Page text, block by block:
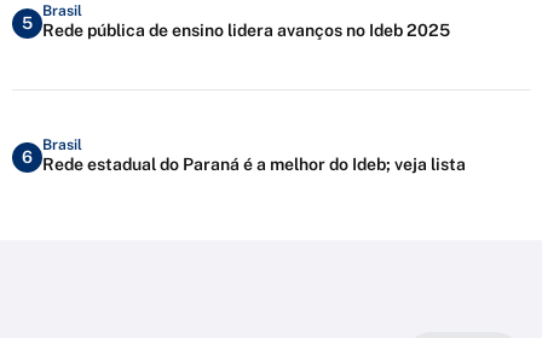
5
Brasil
Rede pública de ensino lidera avanços no Ideb 2025
6
Brasil
Rede estadual do Paraná é a melhor do Ideb; veja lista